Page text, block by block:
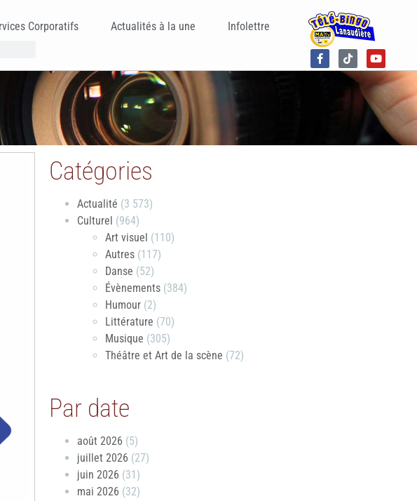
Corporatifs Actualités à la une Infolettre
Catégories
Actualité (3 573)
Culturel (964)
Art visuel (110)
Autres (117)
Danse (52)
Évènements (384)
Humour (2)
Littérature (70)
Musique (305)
Théâtre et Art de la scène (72)
Par date
août 2026 (5)
juillet 2026 (27)
juin 2026 (31)
mai 2026 (32)